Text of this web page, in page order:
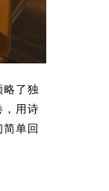
了独
，用诗
单回